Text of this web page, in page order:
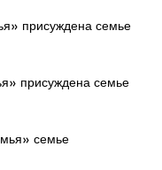
присуждена семье
присуждена семье
семье